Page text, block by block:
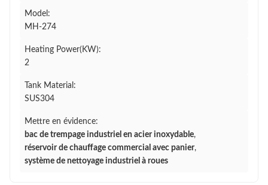
Model:
MH-274
Heating Power(KW):
2
Tank Material:
SUS304
Mettre en évidence:
bac de trempage industriel en acier inoxydable,
réservoir de chauffage commercial avec panier,
système de nettoyage industriel à roues